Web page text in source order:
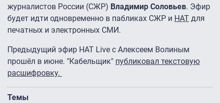
журналистов России (СЖР) Владимир Соловьев. Эфир
будет идти одновременно в пабликах СЖР и НАТ для
печатных и электронных СМИ.
Предыдущий эфир НАТ Live с Алексеем Волиным
прошёл в июне. "Кабельщик" публиковал текстовую
расшифровку.
Темы